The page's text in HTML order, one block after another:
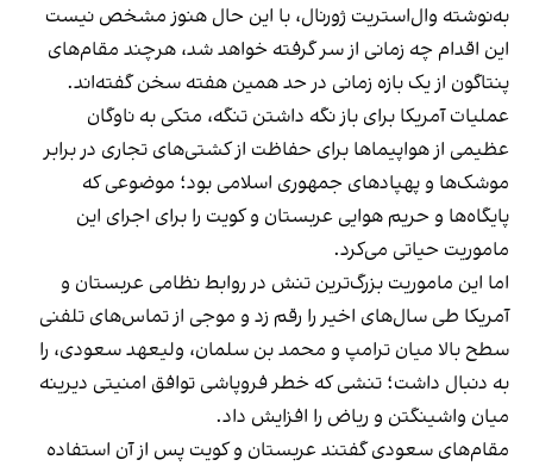
به‌نوشته وال‌استریت ژورنال، با این حال هنوز مشخص نیست
این اقدام چه زمانی از سر گرفته خواهد شد، هرچند مقام‌های
پنتاگون از یک بازه زمانی‌ در حد همین هفته سخن گفته‌اند.
عملیات آمریکا برای باز نگه داشتن تنگه، متکی به ناوگان
عظیمی از هواپیماها برای حفاظت از کشتی‌های تجاری در برابر
موشک‌ها و پهپادهای جمهوری اسلامی بود؛ موضوعی که
پایگاه‌ها و حریم هوایی عربستان و کویت را برای اجرای این
ماموریت حیاتی می‌کرد.
اما این ماموریت بزرگ‌ترین تنش در روابط نظامی عربستان و
آمریکا طی سال‌های اخیر را رقم زد و موجی از تماس‌های تلفنی
سطح بالا میان ترامپ و محمد بن سلمان، ولیعهد سعودی، را
به دنبال داشت؛ تنشی که خطر فروپاشی توافق امنیتی دیرینه
میان واشینگتن و ریاض را افزایش داد.
مقام‌های سعودی گفتند عربستان و کویت پس از آن استفاده